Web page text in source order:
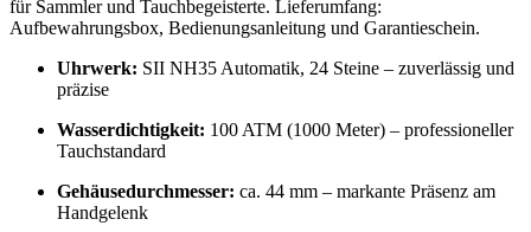
für Sammler und Tauchbegeisterte. Lieferumfang:
Aufbewahrungsbox, Bedienungsanleitung und Garantieschein.
Uhrwerk: SII NH35 Automatik, 24 Steine – zuverlässig und
präzise
Wasserdichtigkeit: 100 ATM (1000 Meter) – professioneller
Tauchstandard
Gehäusedurchmesser: ca. 44 mm – markante Präsenz am
Handgelenk